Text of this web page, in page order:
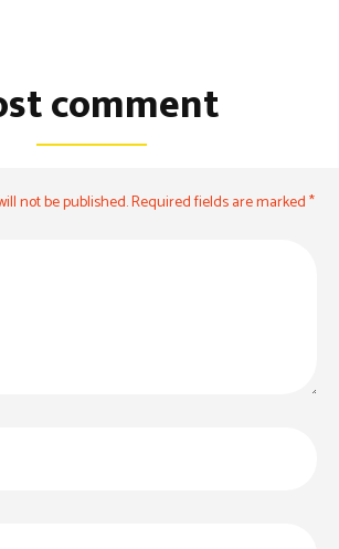
comment
not be published. Required fields are marked *